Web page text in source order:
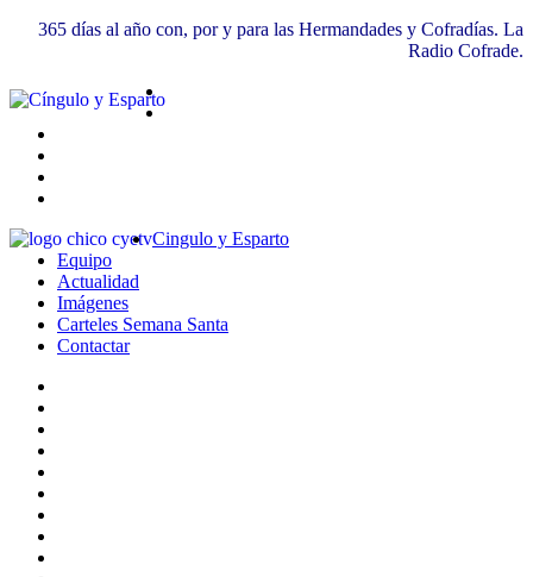
365 días al año con, por y para las Hermandades y Cofradías. La
Radio Cofrade.
Cingulo y Esparto
Equipo
Actualidad
Imágenes
Carteles Semana Santa
Contactar